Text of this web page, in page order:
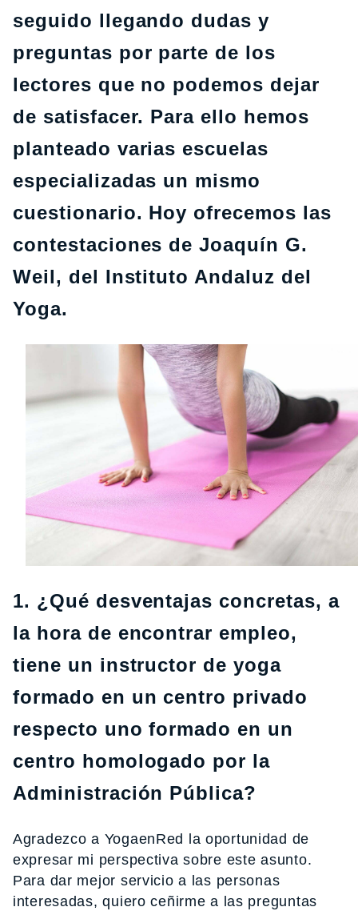
seguido llegando dudas y
preguntas por parte de los
lectores que no podemos dejar
de satisfacer. Para ello hemos
planteado varias escuelas
especializadas un mismo
cuestionario. Hoy ofrecemos las
contestaciones de Joaquín G.
Weil, del Instituto Andaluz del
Yoga.
1. ¿Qué desventajas concretas, a
la hora de encontrar empleo,
tiene un instructor de yoga
formado en un centro privado
respecto uno formado en un
centro homologado por la
Administración Pública?
Agradezco a YogaenRed la oportunidad de
expresar mi perspectiva sobre este asunto.
Para dar mejor servicio a las personas
interesadas, quiero ceñirme a las preguntas